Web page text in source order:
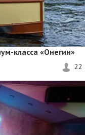
класса «Онегин»
22